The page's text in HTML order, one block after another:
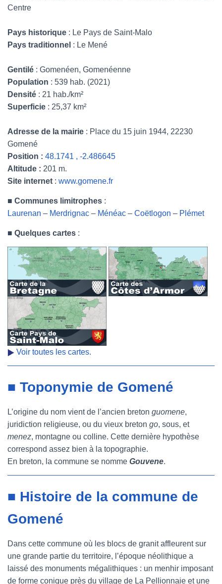
Centre
Pays historique : Le Pays de Saint-Malo
Pays traditionnel : Le Mené
Gentilé : Gomenéen, Gomenéenne
Population : 539 hab. (2021)
Densité : 21 hab./km²
Superficie : 25,37 km²
Adresse de la mairie : Place du 15 juin 1944, 22230
Gomené
Position : 48.1741 , -2.486645
Altitude : 201 m.
Site internet : www.gomene.fr
■ Communes limitrophes :
Laurenan – Merdrignac – Ménéac – Coëtlogon – Plémet
■ Quelques cartes :
Voir toutes les cartes.
■ Toponymie de Gomené
L’origine du nom vient de l’ancien breton guomene,
juridiction religieuse, ou du vieux breton go, sous, et
menez, montagne ou colline. Cette dernière hypothèse
correspond assez bien à la topographie.
En breton, la commune se nomme Gouvene.
■ Histoire de la commune de
Gomené
Dans cette commune où les blocs de granit affleurent sur
une grande partie du territoire, l’époque néolithique a
laissé des monuments mégalithiques : un menhir imposant
de forme conique près du village de La Pellionnaie et une